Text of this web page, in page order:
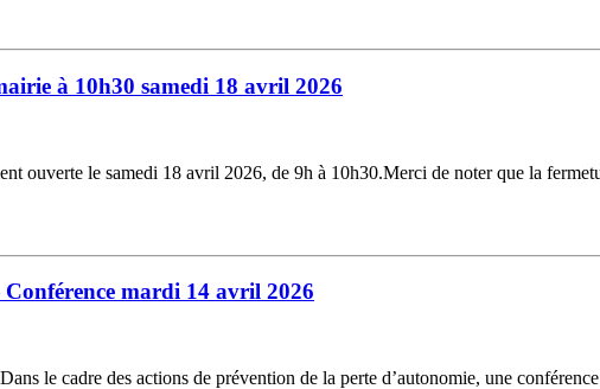
à 10h30 samedi 18 avril 2026
ouverte le samedi 18 avril 2026, de 9h à 10h30.Merci de noter que la
mardi 14 avril 2026
le cadre des actions de prévention de la perte d’autonomie, une